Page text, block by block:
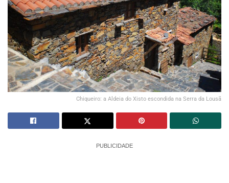
Chiqueiro: a Aldeia do Xisto escondida na Serra da Lousã
PUBLICIDADE